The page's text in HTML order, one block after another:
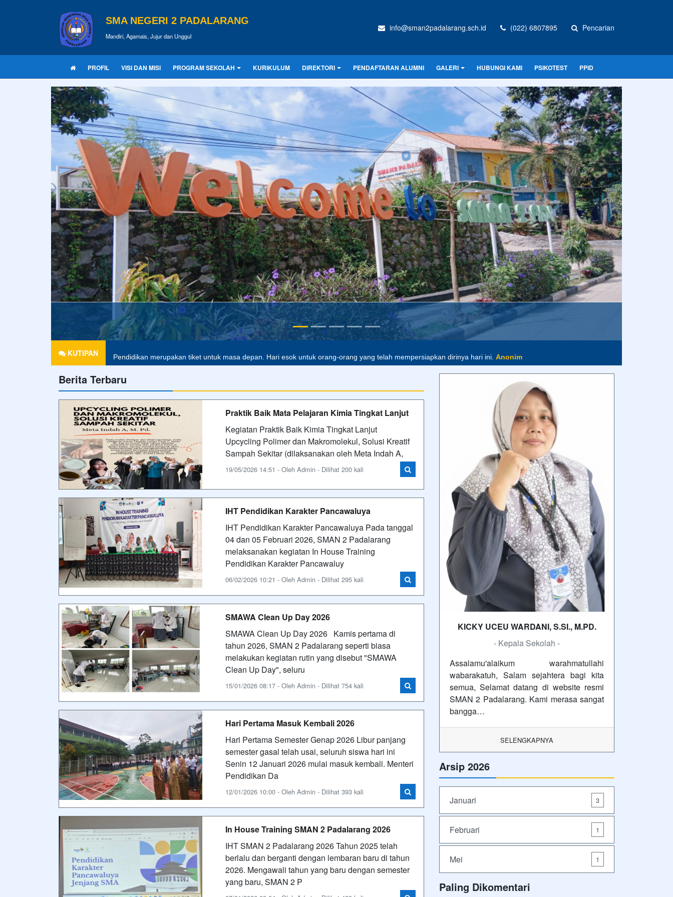
SMA NEGERI 2 PADALARANG
Mandiri, Agamais, Jujur dan Unggul
info@sman2padalarang.sch.id (022) 6807895 Pencarian
PROFIL VISI DAN MISI PROGRAM SEKOLAH KURIKULUM DIREKTORI PENDAFTARAN ALUMNI GALERI HUBUNGI KAMI PSIKOTEST PPID
KUTIPAN
Pendidikan merupakan tiket untuk masa depan. Hari esok untuk orang-orang yang telah mempersiapkan dirinya hari ini.Anonim
Berita Terbaru
Praktik Baik Mata Pelajaran Kimia Tingkat Lanjut
Kegiatan Praktik Baik Kimia Tingkat Lanjut
Upcycling Polimer dan Makromolekul, Solusi Kreatif
Sampah Sekitar (dilaksanakan oleh Meta Indah A,
19/05/2026 14:51 - Oleh Admin - Dilihat 200 kali
IHT Pendidikan Karakter Pancawaluya
IHT Pendidikan Karakter Pancawaluya Pada tanggal
04 dan 05 Februari 2026, SMAN 2 Padalarang
melaksanakan kegiatan In House Training
Pendidikan Karakter Pancawaluy
06/02/2026 10:21 - Oleh Admin - Dilihat 295 kali
SMAWA Clean Up Day 2026
SMAWA Clean Up Day 2026 Kamis pertama di
tahun 2026, SMAN 2 Padalarang seperti biasa
melakukan kegiatan rutin yang disebut "SMAWA
Clean Up Day", seluru
15/01/2026 08:17 - Oleh Admin - Dilihat 754 kali
Hari Pertama Masuk Kembali 2026
Hari Pertama Semester Genap 2026 Libur panjang
semester gasal telah usai, seluruh siswa hari ini
Senin 12 Januari 2026 mulai masuk kembali. Menteri
Pendidikan Da
12/01/2026 10:00 - Oleh Admin - Dilihat 393 kali
In House Training SMAN 2 Padalarang 2026
IHT SMAN 2 Padalarang 2026 Tahun 2025 telah
berlalu dan berganti dengan lembaran baru di tahun
2026. Mengawali tahun yang baru dengan semester
yang baru, SMAN 2 P
KICKY UCEU WARDANI, S.SI., M.PD.
- Kepala Sekolah -
Assalamu'alaikum warahmatullahi
wabarakatuh, Salam sejahtera bagi kita
semua, Selamat datang di website resmi
SMAN 2 Padalarang. Kami merasa sangat
bangga…
SELENGKAPNYA
Arsip 2026
Januari 3
Februari 1
Mei 1
Paling Dikomentari